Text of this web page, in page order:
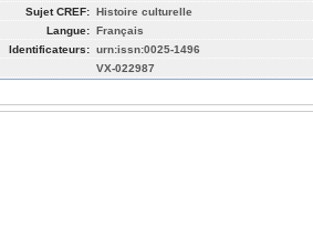
Sujet CREF: Histoire culturelle
Langue: Français
Identificateurs: urn:issn:0025-1496
VX-022987